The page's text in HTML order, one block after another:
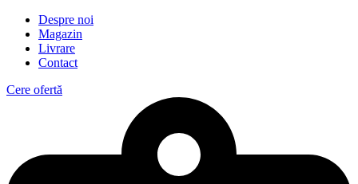
Despre noi
Magazin
Livrare
Contact
Cere ofertă